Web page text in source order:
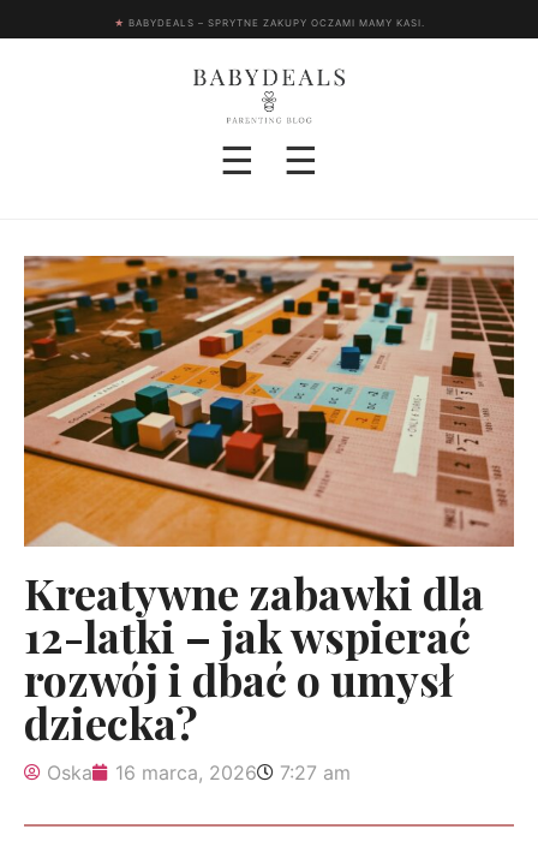
★ BABYDEALS – SPRYTNE ZAKUPY OCZAMI MAMY KASI.
☰ ☰
Kreatywne zabawki dla
12-latki – jak wspierać
rozwój i dbać o umysł
dziecka?
Oska 16 marca, 2026 7:27 am